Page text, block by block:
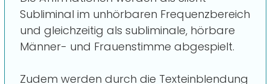
Subliminal im unhörbaren Frequenzbereich
und gleichzeitig als subliminale, hörbare
Männer- und Frauenstimme abgespielt.
Zudem werden durch die Texteinblendung